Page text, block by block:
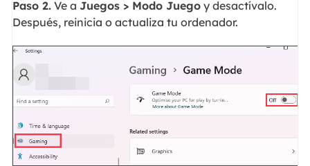
Paso 2.Ve a Juegos > Modo Juegoy desactívalo.
Después, reinicia o actualiza tu ordenador.